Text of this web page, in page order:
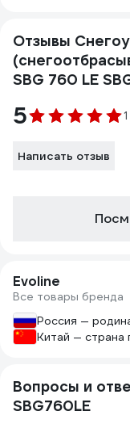
Отзывы
SBG 760 LE
5
Написать отзыв
Evoline
Все товары бренда
Россия —
Китай — страна
Вопросы и
SBG760LE